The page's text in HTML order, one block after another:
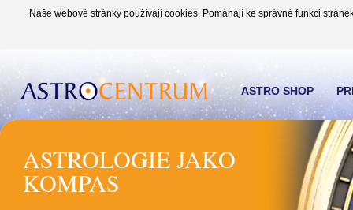
Naše webové stránky používají cookies. Pomáhají ke správné funkci
ASTROLOGIE JAKO
KOMPAS
ASTRO SHOP